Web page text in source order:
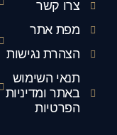
צרו קשר
מפת אתר
הצהרת נגישות
תנאי השימוש
באתר ומדיניות
הפרטיות